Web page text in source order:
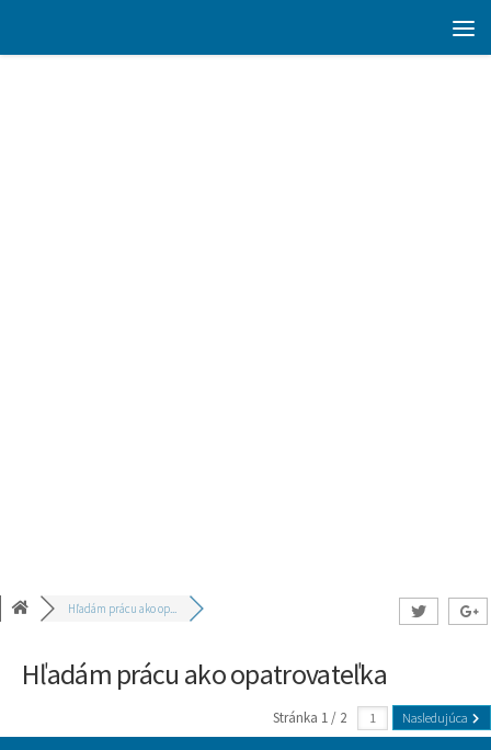
Hľadám prácu ako op...
Hľadám prácu ako opatrovateľka
Stránka 1 / 2 Nasledujúca